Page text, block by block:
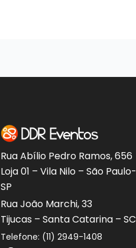
Rua Abílio Pedro Ramos, 656
Loja 01 – Vila Nilo – São Paulo-
SP
Rua João Marchi, 33
Tijucas – Santa Catarina – SC
Telefone: (11) 2949-1408